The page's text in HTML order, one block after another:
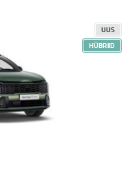
UUS
HÜBRIID